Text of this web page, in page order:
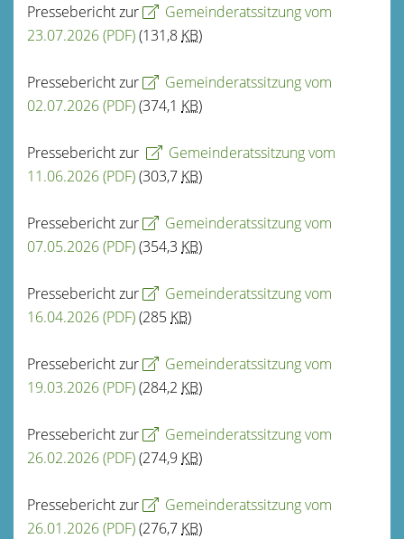
Pressebericht zur
Gemeinderatssitzung vom
23.07.2026(PDF)(131,8 KB)
Pressebericht zur
Gemeinderatssitzung vom
02.07.2026(PDF)(374,1 KB)
Pressebericht zur
Gemeinderatssitzung vom
11.06.2026(PDF)(303,7 KB)
Pressebericht zur
Gemeinderatssitzung vom
07.05.2026(PDF)(354,3 KB)
Pressebericht zur
Gemeinderatssitzung vom
16.04.2026(PDF)(285 KB)
Pressebericht zur
Gemeinderatssitzung vom
19.03.2026(PDF)(284,2 KB)
Pressebericht zur
Gemeinderatssitzung vom
26.02.2026(PDF)(274,9 KB)
Pressebericht zur
Gemeinderatssitzung vom
26.01.2026(PDF)(276,7 KB)